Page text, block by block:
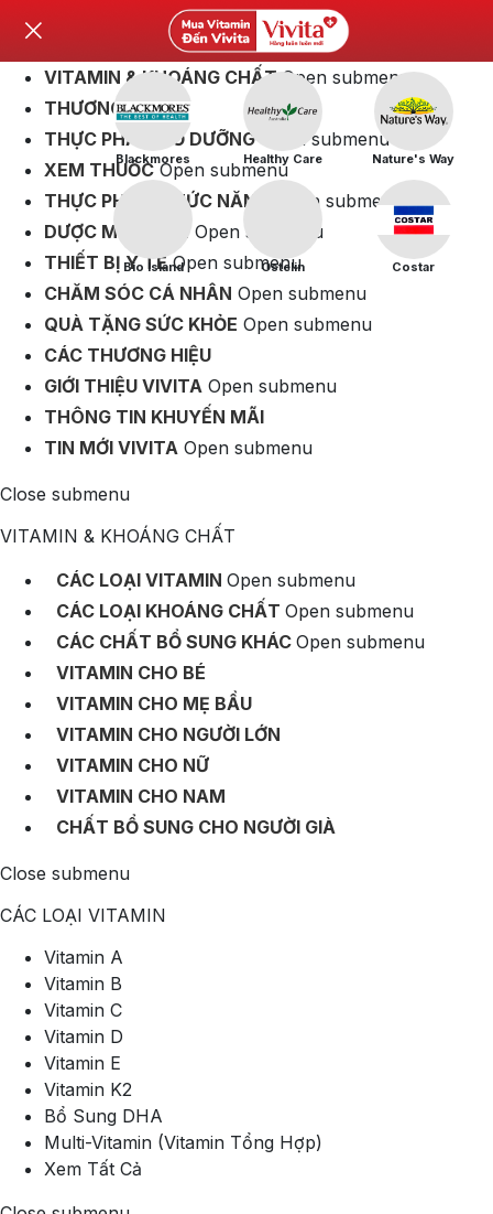
VITAMIN & KHOÁNG CHẤTOpen submenu
THƯƠNG HIỆU
THỰC PHẨM BỔ DƯỠNG
Open submenu
XEM THUỐC Open submenu
THỰC PHẨM CHỨC NĂNG
Open submenu
DƯỢC MỸ PHẨM Open submenu
THIẾT BỊ Y TẾ Open submenu
CHĂM SÓC CÁ NHÂN Open submenu
QUÀ TẶNG SỨC KHỎE Open submenu
CÁC THƯƠNG HIỆU
GIỚI THIỆU VIVITA Open submenu
THÔNG TIN KHUYẾN MÃI
TIN MỚI VIVITA Open submenu
Close submenu
VITAMIN & KHOÁNG CHẤT
CÁC LOẠI VITAMIN Open submenu
CÁC LOẠI KHOÁNG CHẤT Open submenu
CÁC CHẤT BỔ SUNG KHÁC Open submenu
VITAMIN CHO BÉ
VITAMIN CHO MẸ BẦU
VITAMIN CHO NGƯỜI LỚN
VITAMIN CHO NỮ
VITAMIN CHO NAM
CHẤT BỔ SUNG CHO NGƯỜI GIÀ
Close submenu
CÁC LOẠI VITAMIN
Vitamin A
Vitamin B
Vitamin C
Vitamin D
Vitamin E
Vitamin K2
Bổ Sung DHA
Multi-Vitamin (Vitamin Tổng Hợp)
Xem Tất Cả
Blackmores Healthy Care Nature's Way
Bio Island Ostelin Costar